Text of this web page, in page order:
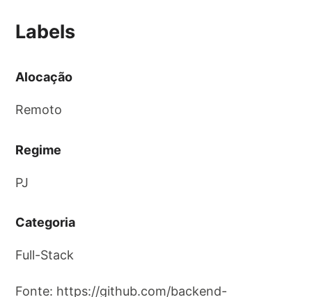
Labels
Alocação
Remoto
Regime
PJ
Categoria
Full-Stack
Fonte: https://github.com/backend-